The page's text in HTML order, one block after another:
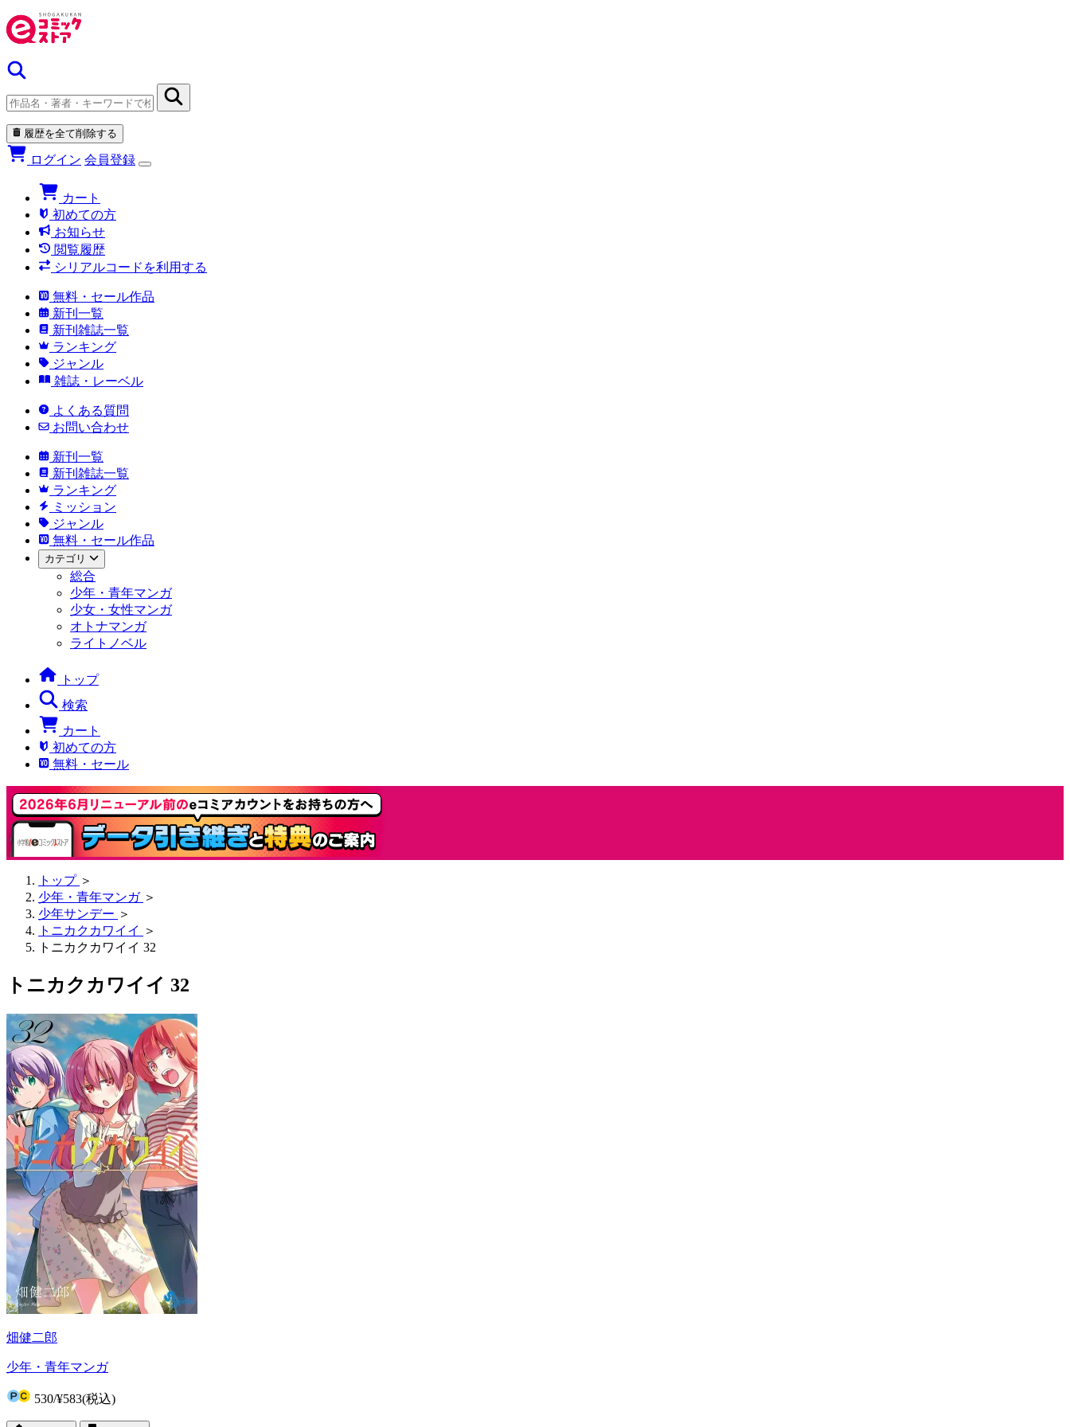
履歴を全て削除する
ログイン 会員登録
カート
初めての方
お知らせ
閲覧履歴
シリアルコードを利用する
無料・セール作品
新刊一覧
新刊雑誌一覧
ランキング
ジャンル
雑誌・レーベル
よくある質問
お問い合わせ
新刊一覧
新刊雑誌一覧
ランキング
ミッション
ジャンル
無料・セール作品
カテゴリ
総合
少年・青年マンガ
少女・女性マンガ
オトナマンガ
ライトノベル
トップ
検索
カート
初めての方
無料・セール
トップ ＞
少年・青年マンガ ＞
少年サンデー ＞
トニカクカワイイ
＞
トニカクカワイイ 32
トニカクカワイイ 32
畑健二郎
少年・青年マンガ
530/¥583(税込)